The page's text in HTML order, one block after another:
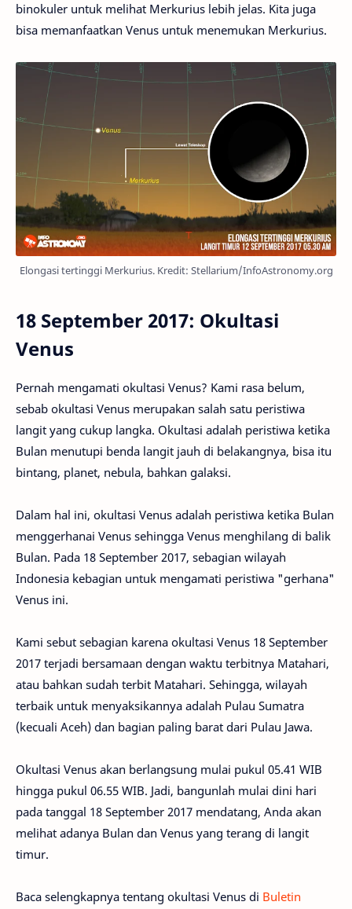
binokuler untuk melihat Merkurius lebih jelas. Kita juga
bisa memanfaatkan Venus untuk menemukan Merkurius.
Elongasi tertinggi Merkurius. Kredit: Stellarium/InfoAstronomy.org
18 September 2017: Okultasi
Venus
Pernah mengamati okultasi Venus? Kami rasa belum,
sebab okultasi Venus merupakan salah satu peristiwa
langit yang cukup langka. Okultasi adalah peristiwa ketika
Bulan menutupi benda langit jauh di belakangnya, bisa itu
bintang, planet, nebula, bahkan galaksi.
Dalam hal ini, okultasi Venus adalah peristiwa ketika Bulan
menggerhanai Venus sehingga Venus menghilang di balik
Bulan. Pada 18 September 2017, sebagian wilayah
Indonesia kebagian untuk mengamati peristiwa "gerhana"
Venus ini.
Kami sebut sebagian karena okultasi Venus 18 September
2017 terjadi bersamaan dengan waktu terbitnya Matahari,
atau bahkan sudah terbit Matahari. Sehingga, wilayah
terbaik untuk menyaksikannya adalah Pulau Sumatra
(kecuali Aceh) dan bagian paling barat dari Pulau Jawa.
Okultasi Venus akan berlangsung mulai pukul 05.41 WIB
hingga pukul 06.55 WIB. Jadi, bangunlah mulai dini hari
pada tanggal 18 September 2017 mendatang, Anda akan
melihat adanya Bulan dan Venus yang terang di langit
timur.
Baca selengkapnya tentang okultasi Venus di Buletin